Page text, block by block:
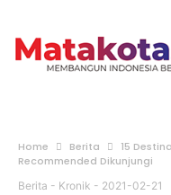
Home Berita
15
Recommended Dikunjungi
Berita - Kronik - 2021-02-21